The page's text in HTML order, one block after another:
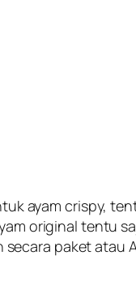
ayam crispy,
original tentu
paket atau